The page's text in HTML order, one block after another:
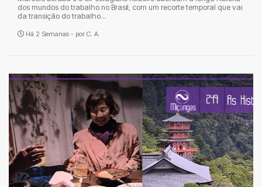
dos mundos do trabalho no Brasil, com um recorte temporal que vai
da transição do trabalho...
Há 2 Semanas - por C. A.